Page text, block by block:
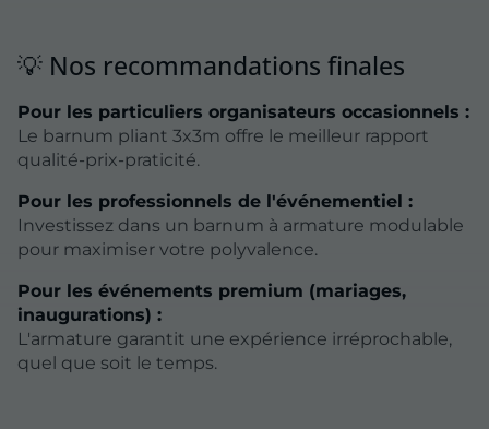
💡 Nos recommandations finales
Pour les particuliers organisateurs occasionnels :
Le barnum pliant 3x3m offre le meilleur rapport
qualité-prix-praticité.
Pour les professionnels de l'événementiel :
Investissez dans un barnum à armature modulable
pour maximiser votre polyvalence.
Pour les événements premium (mariages,
inaugurations) :
L'armature garantit une expérience irréprochable,
quel que soit le temps.